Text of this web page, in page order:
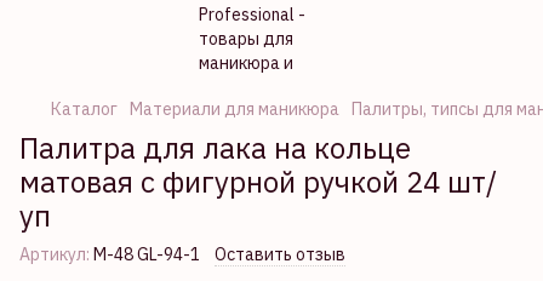
Каталог Материали для маникюра Палитры, типсы для
Палитра для лака на кольце
матовая с фигурной ручкой 24 шт/
уп
Артикул: М-48 GL-94-1 Оставить отзыв